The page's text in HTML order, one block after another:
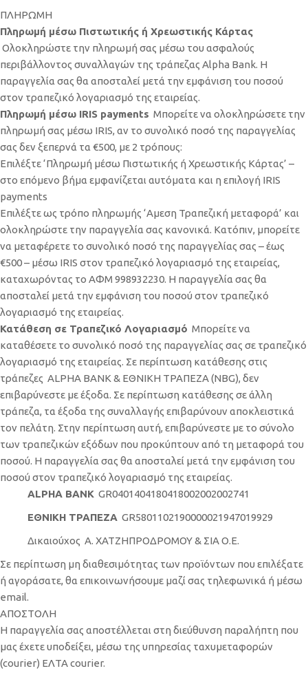
ΠΛΗΡΩΜΗ
Πληρωμή μέσω Πιστωτικής ή Χρεωστικής Κάρτας
Ολοκληρώστε την πληρωμή σας μέσω του ασφαλούς
περιβάλλοντος συναλλαγών της τράπεζας Alpha Bank. Η
παραγγελία σας θα αποσταλεί μετά την εμφάνιση του ποσού
στον τραπεζικό λογαριασμό της εταιρείας.
Πληρωμή μέσω IRIS payments Μπορείτε να ολοκληρώσετε την
πληρωμή σας μέσω IRIS, αν το συνολικό ποσό της παραγγελίας
σας δεν ξεπερνά τα €500, με 2 τρόπους:
Επιλέξτε ‘Πληρωμή μέσω Πιστωτικής ή Χρεωστικής Κάρτας’ –
στο επόμενο βήμα εμφανίζεται αυτόματα και η επιλογή IRIS
payments
Επιλέξτε ως τρόπο πληρωμής ‘Αμεση Τραπεζική μεταφορά’ και
ολοκληρώστε την παραγγελία σας κανονικά. Κατόπιν, μπορείτε
να μεταφέρετε το συνολικό ποσό της παραγγελίας σας – έως
€500 – μέσω IRIS στον τραπεζικό λογαριασμό της εταιρείας,
καταχωρόντας το ΑΦΜ 998932230. Η παραγγελία σας θα
αποσταλεί μετά την εμφάνιση του ποσού στον τραπεζικό
λογαριασμό της εταιρείας.
Κατάθεση σε Τραπεζικό Λογαριασμό Μπορείτε να
καταθέσετε το συνολικό ποσό της παραγγελίας σας σε τραπεζικό
λογαριασμό της εταιρείας. Σε περίπτωση κατάθεσης στις
τράπεζες ALPHA BANK & ΕΘΝΙΚΗ ΤΡΑΠΕΖΑ (NBG), δεν
επιβαρύνεστε με έξοδα. Σε περίπτωση κατάθεσης σε άλλη
τράπεζα, τα έξοδα της συναλλαγής επιβαρύνουν αποκλειστικά
τον πελάτη. Στην περίπτωση αυτή, επιβαρύνεστε με το σύνολο
των τραπεζικών εξόδων που προκύπτουν από τη μεταφορά του
ποσού. Η παραγγελία σας θα αποσταλεί μετά την εμφάνιση του
ποσού στον τραπεζικό λογαριασμό της εταιρείας.
ALPHA BANK GR0401404180418002002002741
ΕΘΝΙΚΗ ΤΡΑΠΕΖΑ GR5801102190000021947019929
Δικαιούχος Α. ΧΑΤΖΗΠΡΟΔΡΟΜΟΥ & ΣΙΑ Ο.Ε.
Σε περίπτωση μη διαθεσιμότητας των προϊόντων που επιλέξατε
ή αγοράσατε, θα επικοινωνήσουμε μαζί σας τηλεφωνικά ή μέσω
email.
ΑΠΟΣΤΟΛΗ
Η παραγγελία σας αποστέλλεται στη διεύθυνση παραλήπτη που
μας έχετε υποδείξει, μέσω της υπηρεσίας ταχυμεταφορών
(courier) ΕΛΤΑ courier.